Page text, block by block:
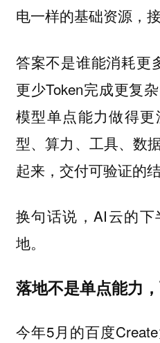
电一样的基础资源，
答案不是谁能消耗更
更少Token完成更复
模型单点能力做得
型、算力、工具、数
起来，交付可验证的结
换句话说，AI云的
地。
落地不是单点能力
今年5月的百度